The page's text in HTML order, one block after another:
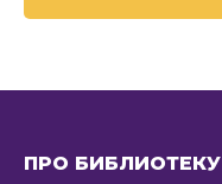
ПРО БИБЛИОТЕКУ